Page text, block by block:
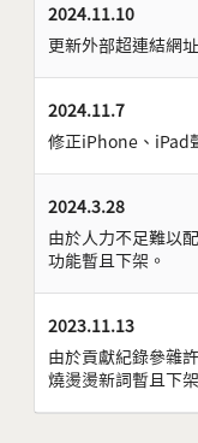
2024.11.10
更新外部超連結網
2024.11.7
修正iPhone、iPad
2024.3.28
由於人力不足難以
功能暫且下架。
2023.11.13
由於貢獻紀錄參雜
燒燙燙新詞暫且下